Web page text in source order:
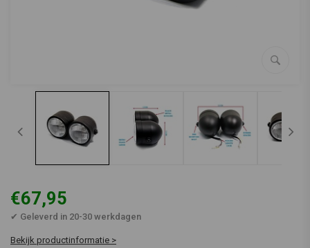
€67,95
✔ Geleverd in 20-30 werkdagen
Bekijk productinformatie >